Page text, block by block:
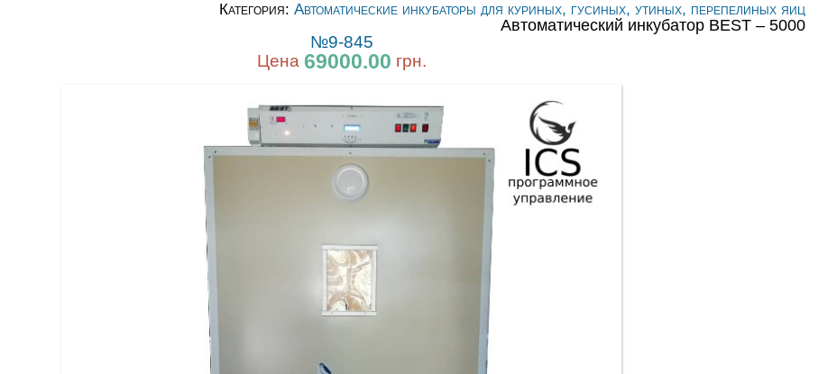
Категория: Автоматические инкубаторы для куриных, гусиных, утиных, перепелиных яиц
Автоматический инкубатор BEST – 5000
№9-845
Цена 69000.00 грн.